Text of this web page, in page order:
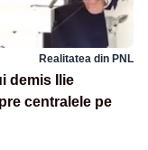
Realitatea din PNL
demis Ilie
centralele pe